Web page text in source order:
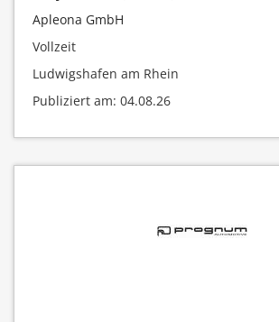
Apleona GmbH
Vollzeit
Ludwigshafen am Rhein
Publiziert am: 04.08.26